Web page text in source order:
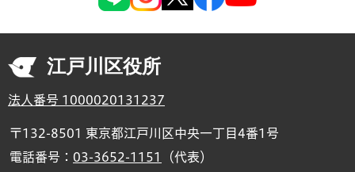
江戸川区役所
法人番号 1000020131237
〒132-8501 東京都江戸川区中央一丁目4番1号
電話番号： 03-3652-1151 （代表）